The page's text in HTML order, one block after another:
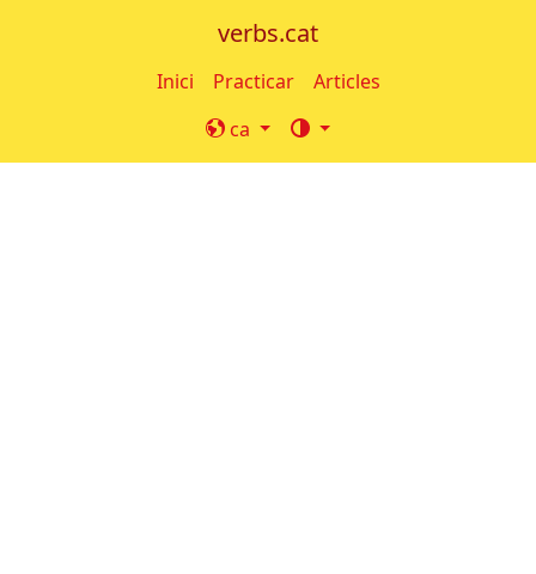
verbs.cat
Inici Practicar
Articles
ca